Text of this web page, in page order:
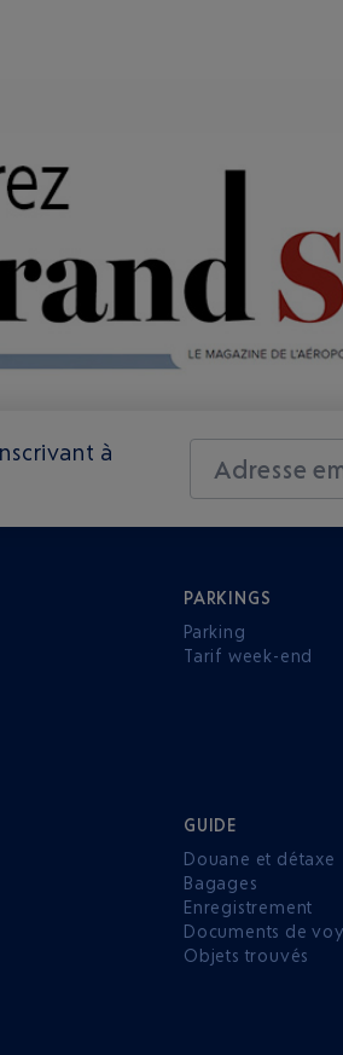
à
Adresse
PARKINGS
Parking
Tarif week-end
GUIDE
Douane et détaxe
Bagages
Enregistrement
Documents de
Objets trouvés